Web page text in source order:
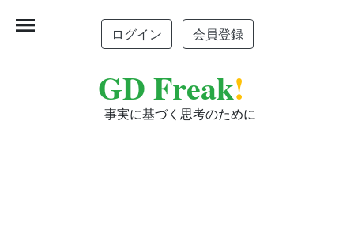
ログイン 会員登録
GD Freak!
事実に基づく思考のために
menu